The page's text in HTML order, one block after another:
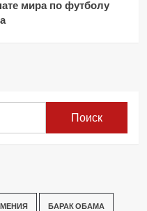
мира по футболу
БАРАК ОБАМА